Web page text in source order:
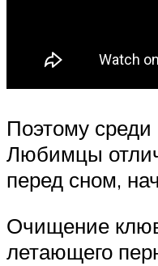
Поэтому
Любимцы
перед сном,
Очищение
летающего